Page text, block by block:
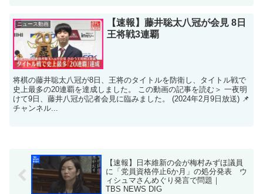
ニュース動画
【速報】藤井聡太八冠が会見 8日
王将戦3連覇
将棋の藤井聡太八冠が8日、王将のタイトルを防衛し、タイトル戦で
史上最多の20連覇を達成しました。 この動画の記事を読む＞ 一夜明
けて9日、藤井八冠が記者会見に臨みました。 (2024年2月9日放送) 📌
チャンネル...
【速報】日本維新の会が梅村みずほ議員
に「党員資格停止6か月」の処分発表 ウ
ィシュマさんめぐり発言で問題｜
TBS NEWS DIG